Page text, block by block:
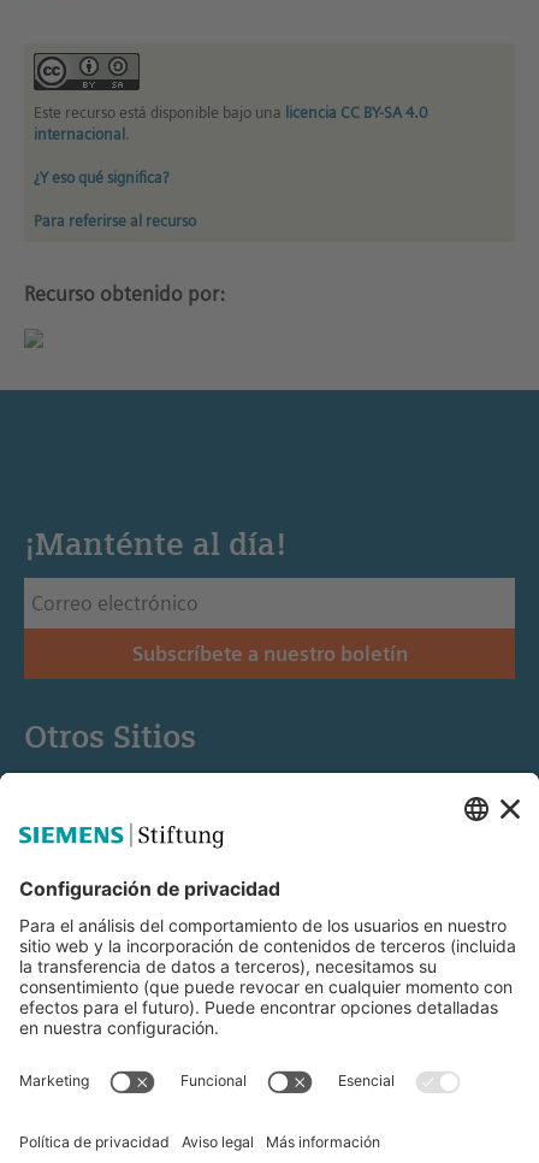
Este recurso está disponible bajo una licencia CC BY-SA 4.0
internacional.
¿Y eso qué significa?
Para referirse al recurso
Recurso obtenido por:
¡Manténte al día!
Subscríbete a nuestro boletín
Otros Sitios
Educación STEM
Mediaportal